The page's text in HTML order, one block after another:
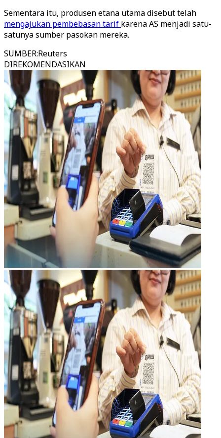
Sementara itu, produsen etana utama disebut telah
mengajukan pembebasan tarif karena AS menjadi satu-
satunya sumber pasokan mereka.
SUMBER:Reuters
DIREKOMENDASIKAN